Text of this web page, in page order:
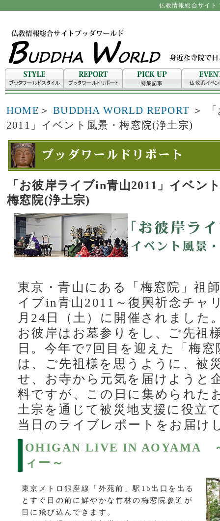
仏教情報総合サイ
HOME ＞ BUDDHA WORLD REPORT ＞
2011」イベント風景・梅窓院(浄土宗)
「お彼岸ライブin青山2011」イベン
梅窓院(浄土宗)
東京・青山にある「梅窓院」祖
イブin青山2011～復興祈念チャ
月24日（土）に開催されました
お彼岸はお墓参りをし、ご先祖
日。今年で7回目を迎えた「梅
は、ご先祖様を思うように、被
せ、お寺から元気を届けようと
料ですが、この日に集められた
土宗を通じて被災地支援に役立
当日のライブレポートをお届け
OHIGAN LIVE IN AOYAMA
ィー～
東京メトロ銀座線「外苑前」駅1b出口を出る
とすぐ目の前に鮮やかな竹林の梅窓院参道が
目に飛び込んできます。